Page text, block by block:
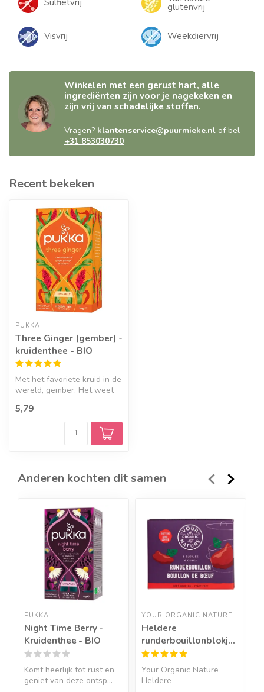
Sulfietvrij glutenvrij
Visvrij Weekdiervrij
Winkelen met een gerust hart, alle
ingrediënten zijn voor je nagekeken en
zijn vrij van schadelijke stoffen.
Vragen? klantenservice@puurmieke.nl of bel
+31 853030730
Recent bekeken
PUKKA
Three Ginger (gember) -
kruidenthee - BIO
Met het favoriete kruid in de
wereld, gember. Het weet
5,79
Anderen kochten dit samen
PUKKA
Night Time Berry -
Kruidenthee - BIO
Komt heerlijk tot rust en
geniet van deze ontsp...
YOUR ORGANIC NATURE
Heldere
runderbouillonblokjes
zonder gist-BIO
Your Organic Nature
Heldere